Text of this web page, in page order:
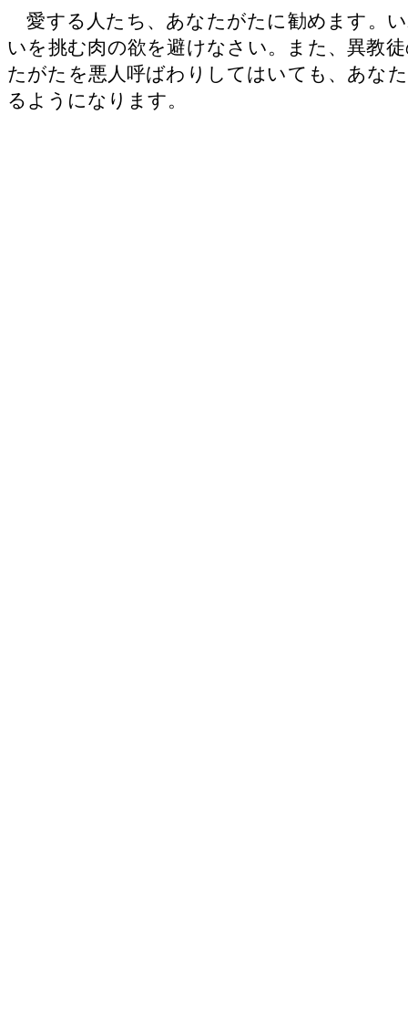
愛する人たち、あなたがたに勧めます。
いを挑む肉の欲を避けなさい。また、異教
たがたを悪人呼ばわりしてはいても、あな
るようになります。